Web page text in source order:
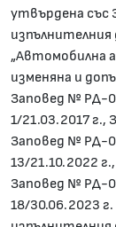
утвърдена със
изпълнителния
„Автомобилна
изменяна и
Заповед № РД-
1/21.03.2017 г.,
Заповед № РД-
13/21.10.2022
Заповед № РД-
18/30.06.2023